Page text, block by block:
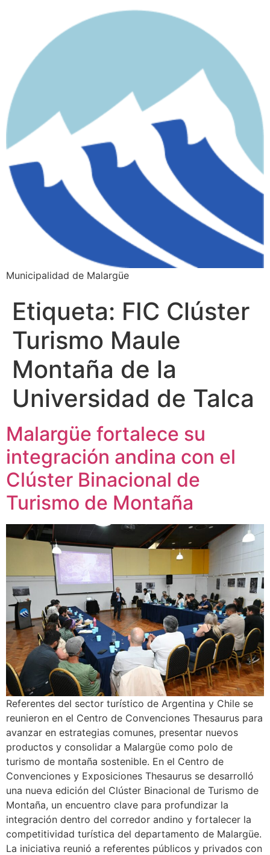
Municipalidad de Malargüe
Etiqueta: FIC Clúster
Turismo Maule
Montaña de la
Universidad de Talca
Malargüe fortalece su
integración andina con el
Clúster Binacional de
Turismo de Montaña
Referentes del sector turístico de Argentina y Chile se
reunieron en el Centro de Convenciones Thesaurus para
avanzar en estrategias comunes, presentar nuevos
productos y consolidar a Malargüe como polo de
turismo de montaña sostenible. En el Centro de
Convenciones y Exposiciones Thesaurus se desarrolló
una nueva edición del Clúster Binacional de Turismo de
Montaña, un encuentro clave para profundizar la
integración dentro del corredor andino y fortalecer la
competitividad turística del departamento de Malargüe.
La iniciativa reunió a referentes públicos y privados con